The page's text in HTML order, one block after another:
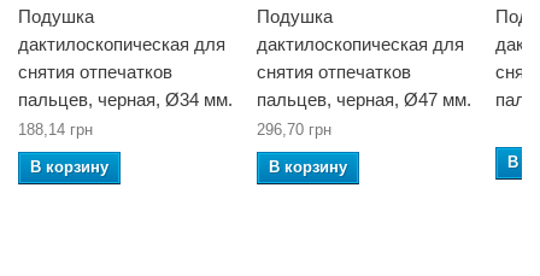
Подушка
дактилоскопическая для
снятия отпечатков
пальцев, черная, Ø34 мм.
188,14 грн
В корзину
Подушка
дактилоскопическая для
снятия отпечатков
пальцев, черная, Ø47 мм.
296,70 грн
В корзину В